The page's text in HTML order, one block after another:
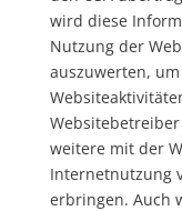
wird diese
Nutzung der
auszuwerten,
weitere mit der
Internetnutzung
erbringen. Auch